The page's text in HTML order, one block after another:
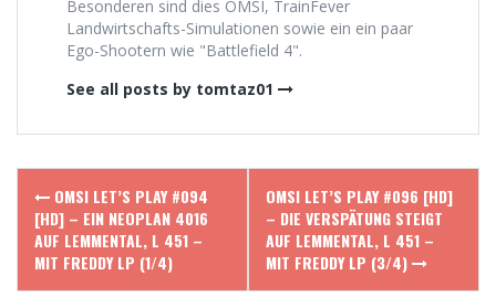
Besonderen sind dies OMSI, TrainFever
Landwirtschafts-Simulationen sowie ein ein paar
Ego-Shootern wie "Battlefield 4".
See all posts by tomtaz01
Post
navigation
OMSI LET’S PLAY #094
[HD] – EIN NEOPLAN 4016
AUF LEMMENTAL, L 451 –
MIT FREDDY LP (1/4)
OMSI LET’S PLAY #096 [HD]
– DIE VERSPÄTUNG STEIGT
AUF LEMMENTAL, L 451 –
MIT FREDDY LP (3/4)